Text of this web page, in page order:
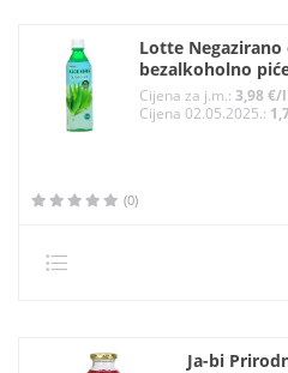
Lotte Negazirano
bezalkoholno
Cijena za j.m.:3,98 €/l
Cijena 02.05.2025.:
(0)
Ja-bi